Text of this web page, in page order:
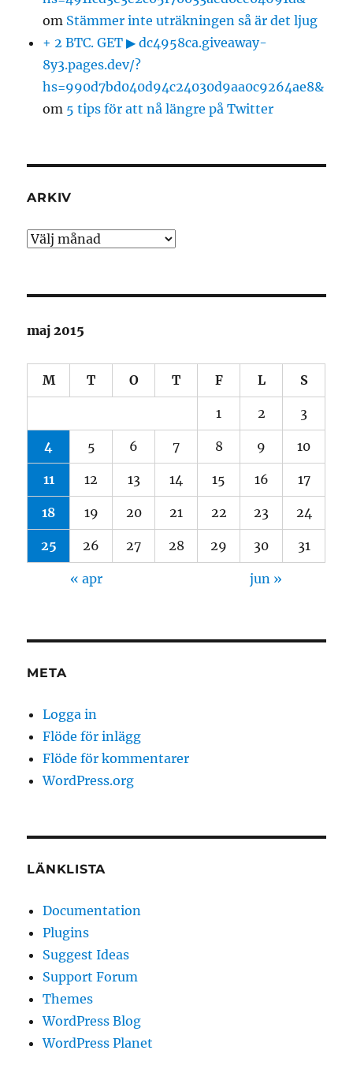
om Stämmer inte uträkningen så är det ljug
+ 2 BTC. GET ▶ dc4958ca.giveaway-
8y3.pages.dev/?
hs=990d7bd040d94c24030d9aa0c9264ae8&
om 5 tips för att nå längre på Twitter
ARKIV
Arkiv
maj 2015
M T O T F L S
1 2 3
4 5 6 7 8 9 10
11 12 13 14 15 16 17
18 19 20 21 22 23 24
25 26 27 28 29 30 31
« apr jun »
META
Logga in
Flöde för inlägg
Flöde för kommentarer
WordPress.org
LÄNKLISTA
Documentation
Plugins
Suggest Ideas
Support Forum
Themes
WordPress Blog
WordPress Planet